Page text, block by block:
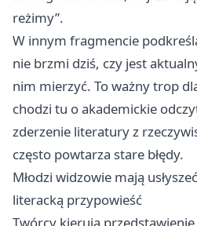
reżimy”.
W innym fragmencie
nie brzmi dziś, czy jest
nim mierzyć. To ważny trop
chodzi tu o akademickie
zderzenie literatury z
często powtarza stare błędy.
Młodzi widzowie mają
literacką przypowieść
Twórcy kierują